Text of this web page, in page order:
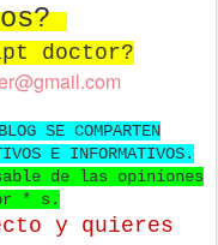
doctor?
SE COMPARTEN
E INFORMATIVOS.
de las opiniones
* s.
y quieres